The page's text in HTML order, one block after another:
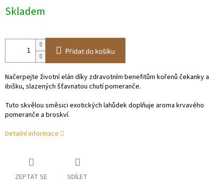
cena:
Skladem
Přidat do košíku
Načerpejte životní elán díky zdravotním benefitům kořenů čekanky a
ibišku, slazených šťavnatou chutí pomeranče.
Tuto skvělou směsici exotických lahůdek doplňuje aroma krvavého
pomeranče a broskví.
Detailní informace
ZEPTAT SE SDÍLET